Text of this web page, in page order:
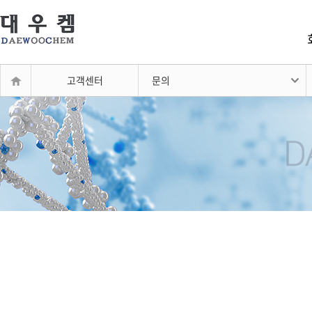
고객센터 문의